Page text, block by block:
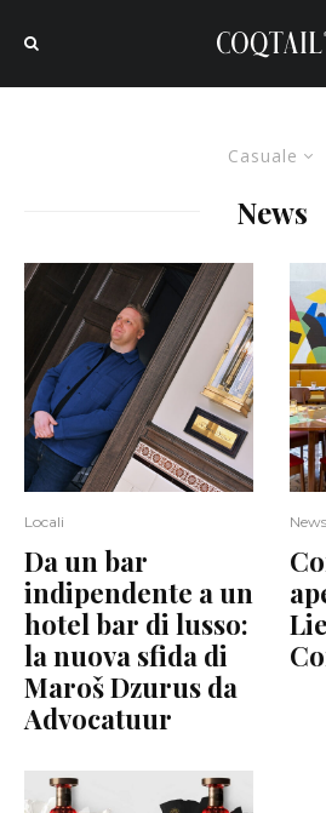
Casuale
News
Locali
Da un bar
indipendente a un
hotel bar di lusso:
la nuova sfida di
Maroš Dzurus da
Advocatuur
News